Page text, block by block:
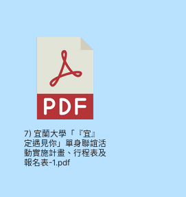
7) 宜蘭大學「『宜』
定遇見你」單身聯誼活
動實施計畫、行程表及
報名表-1.pdf